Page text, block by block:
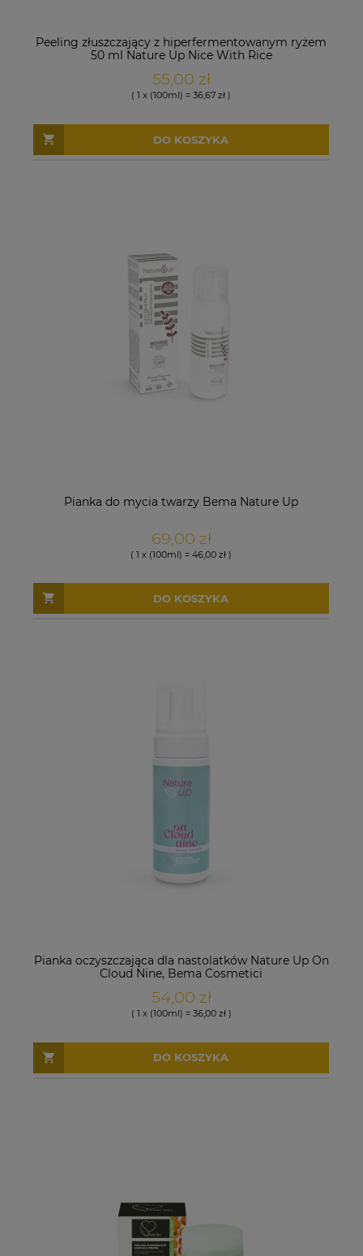
Peeling złuszczający z hiperfermentowanym ryżem
50 ml Nature Up Nice With Rice
55,00 zł
( 1 x (100ml) = 36,67 zł )
DO KOSZYKA
Pianka do mycia twarzy Bema Nature Up
69,00 zł
( 1 x (100ml) = 46,00 zł )
DO KOSZYKA
Pianka oczyszczająca dla nastolatków Nature Up On
Cloud Nine, Bema Cosmetici
54,00 zł
( 1 x (100ml) = 36,00 zł )
DO KOSZYKA